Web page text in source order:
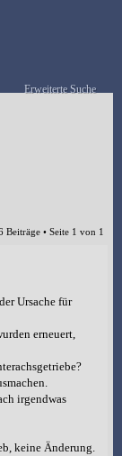
Erweiterte Suche
Beiträge • Seite 1 von 1
Ursache für
erneuert,
irgendwas
keine Änderung.